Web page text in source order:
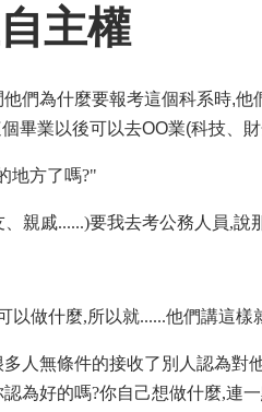
主權
們為什麼要報考這個科系時,
畢業以後可以去OO業(科技、
地方了嗎?"
親戚......)要我去考公務人員,說
以做什麼,所以就......他們講這樣
人無條件的接收了別人認為對
為好的嗎?你自己想做什麼,連